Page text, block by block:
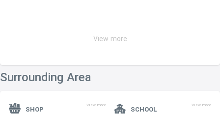
View more
Surrounding Area
SHOP
View more
SCHOOL
View more